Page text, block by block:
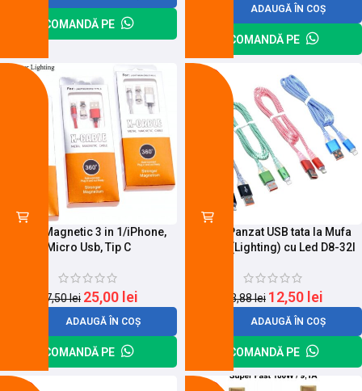
COMANDĂ PE
ADAUGĂ ÎN COȘ
COMANDĂ PE
Cablu Magnetic 3 in 1/iPhone,
Micro Usb, Tip C
27,50lei 25,00 lei
ADAUGĂ ÎN COȘ
COMANDĂ PE
Cablu Panzat USB tata la Mufa
Iphone (Lighting) cu Led D8-32I
13,88lei 12,50 lei
ADAUGĂ ÎN COȘ
COMANDĂ PE